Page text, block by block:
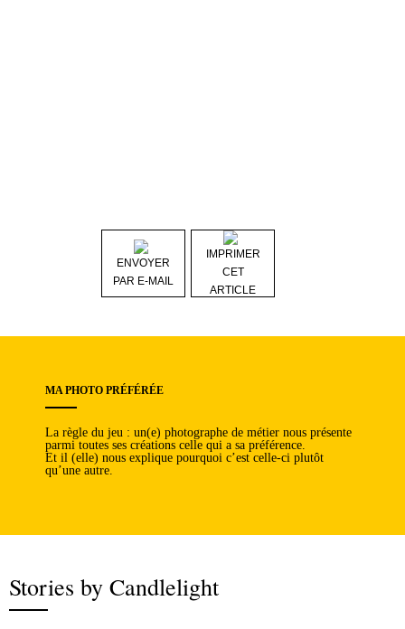
ENVOYER
PAR E-MAIL
IMPRIMER
CET
ARTICLE
MA PHOTO PRÉFÉRÉE
La règle du jeu : un(e) photographe de métier nous présente
parmi toutes ses créations celle qui a sa préférence.
Et il (elle) nous explique pourquoi c’est celle-ci plutôt
qu’une autre.
Stories by Candlelight